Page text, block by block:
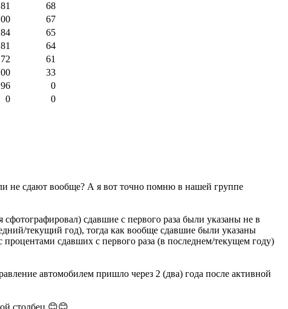
81
68
67
84
65
81
64
72
61
33
96
0
0 0
не сдают вообще? А я вот точно помню в нашей группе
сдавшие с первого раза были указаны не в
текущий год), тогда как вообще сдавшие были указаны
сдавших с первого раза (в последнем/текущем году)
автомобилем пришло через 2 (два) года после активной